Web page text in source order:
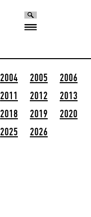
2004 2005
2006
2011 2012
2013
2018 2019
2020
2025 2026